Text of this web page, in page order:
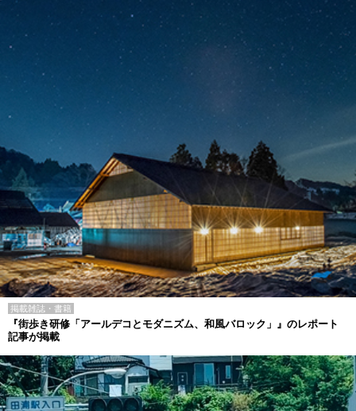
掲載雑誌・書籍
『街歩き研修「アールデコとモダニズム、和風バロック」』のレポート
記事が掲載